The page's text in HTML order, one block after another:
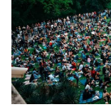
NOTIZIE
ANTEPRIME
RETROSCENA